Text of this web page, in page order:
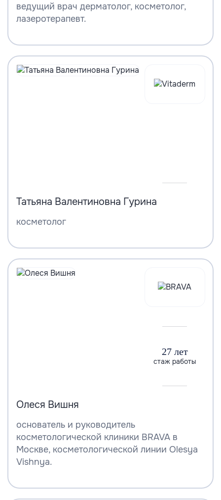
ведущий врач дерматолог, косметолог,
лазеротерапевт.
Татьяна Валентиновна Гурина
косметолог
27 лет
стаж работы
Олеся Вишня
основатель и руководитель
косметологической клиники BRAVA в
Москве, косметологической линии Olesya
Vishnya.